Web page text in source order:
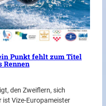
Punkt fehlt zum Titel
Rennen
den Zweiflern, sich
ist Vize-Europameister